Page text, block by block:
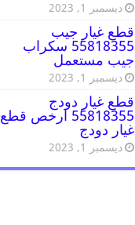
ديسمبر 1, 2023
قطع غيار جيب
55818355 سكراب
جيب مستعمل
ديسمبر 1, 2023
قطع غيار دودج
55818355 ارخص قطع
غيار دودج
ديسمبر 1, 2023